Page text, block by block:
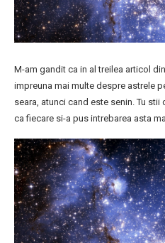
M-am gandit ca in al treilea articol
impreuna mai multe despre astrele
seara, atunci cand este senin. Tu stii
ca fiecare si-a pus intrebarea asta